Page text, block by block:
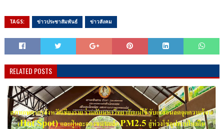
TAGS: ข่าวประชาสัมพันธ์ ข่าวสังคม
RELATED POSTS